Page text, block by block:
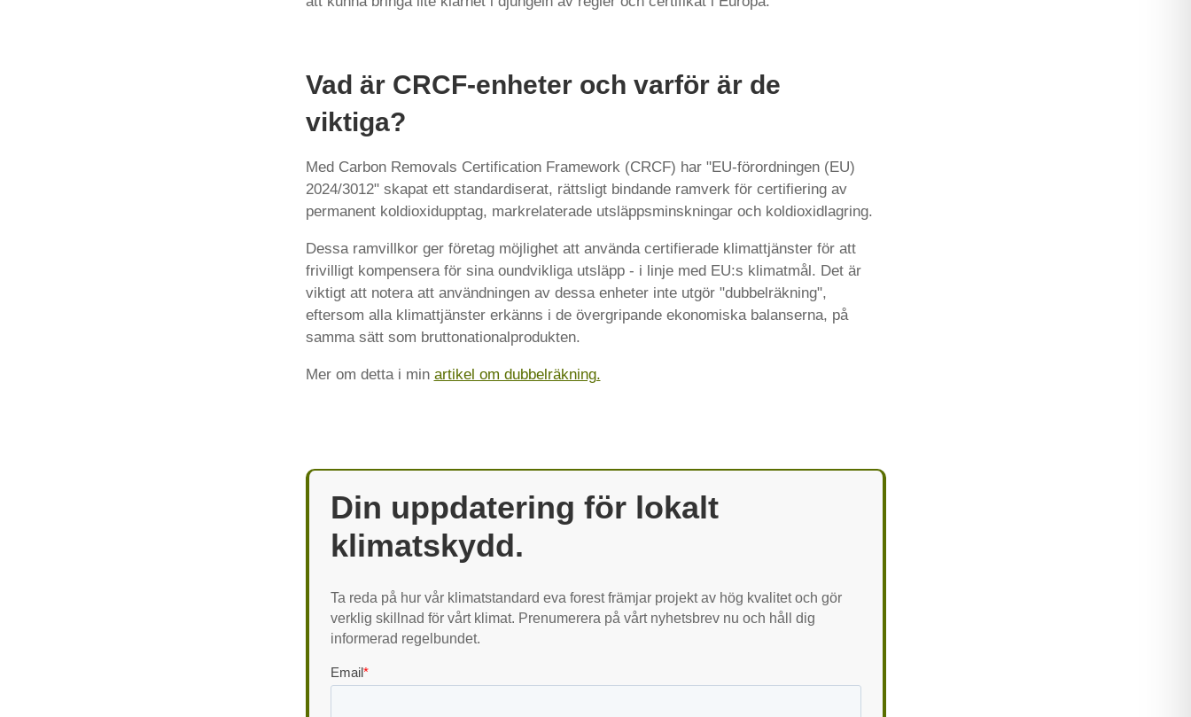
Vad är CRCF-enheter och varför är de
viktiga?
Med Carbon Removals Certification Framework (CRCF) har "EU-förordningen (EU)
2024/3012" skapat ett standardiserat, rättsligt bindande ramverk för certifiering av
permanent koldioxidupptag, markrelaterade utsläppsminskningar och koldioxidlagring.
Dessa ramvillkor ger företag möjlighet att använda certifierade klimattjänster för att
frivilligt kompensera för sina oundvikliga utsläpp - i linje med EU:s klimatmål. Det är
viktigt att notera att användningen av dessa enheter inte utgör "dubbelräkning",
eftersom alla klimattjänster erkänns i de övergripande ekonomiska balanserna, på
samma sätt som bruttonationalprodukten.
Mer om detta i min artikel om dubbelräkning.
Din uppdatering för lokalt
klimatskydd.
Ta reda på hur vår klimatstandard eva forest främjar projekt av hög kvalitet och gör
verklig skillnad för vårt klimat. Prenumerera på vårt nyhetsbrev nu och håll dig
informerad regelbundet.